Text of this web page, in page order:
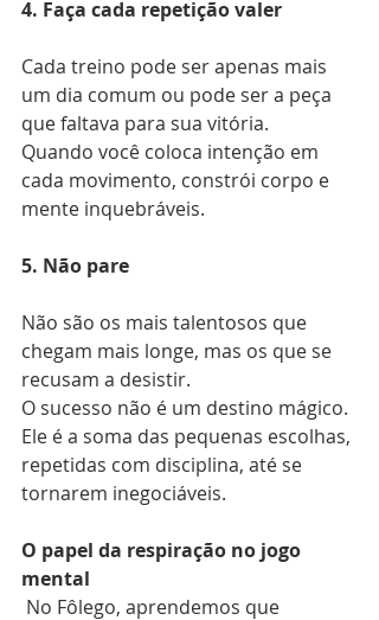
4. Faça cada repetição valer
Cada treino pode ser apenas mais
um dia comum ou pode ser a peça
que faltava para sua vitória.
Quando você coloca intenção em
cada movimento, constrói corpo e
mente inquebráveis.
5. Não pare
Não são os mais talentosos que
chegam mais longe, mas os que se
recusam a desistir.
O sucesso não é um destino mágico.
Ele é a soma das pequenas escolhas,
repetidas com disciplina, até se
tornarem inegociáveis.
O papel da respiração no jogo
mental